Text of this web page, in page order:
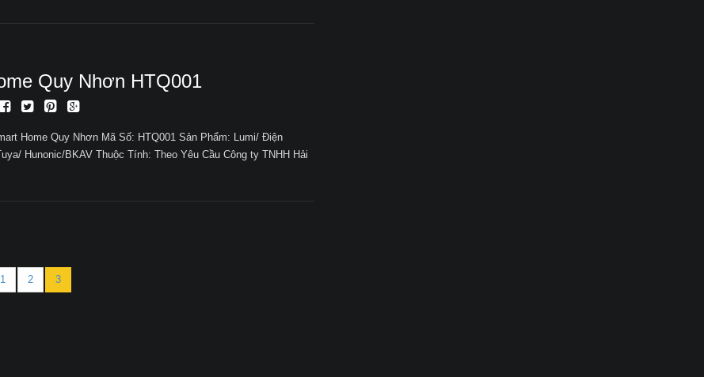
Quy Nhơn HTQ001
Home Quy Nhơn Mã Số: HTQ001 Sản Phẩm: Lumi/ Điện
Hunonic/BKAV Thuộc Tính: Theo Yêu Cầu Công ty TNHH Hải
1 2 3